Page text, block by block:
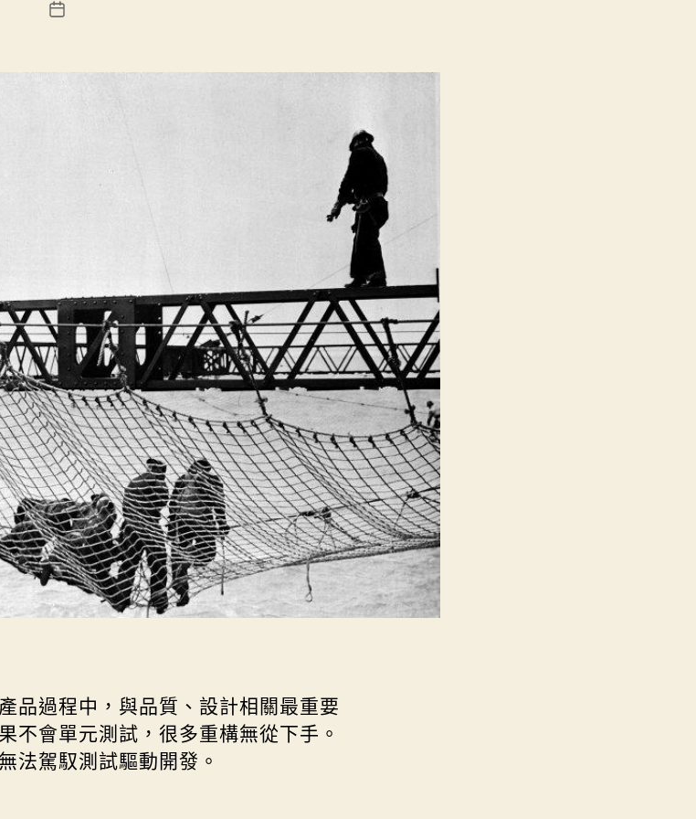
Gate Bridge Construction
品過程中，與品質、設計相關最重要
不會單元測試，很多重構無從下手。
法駕馭測試驅動開發。